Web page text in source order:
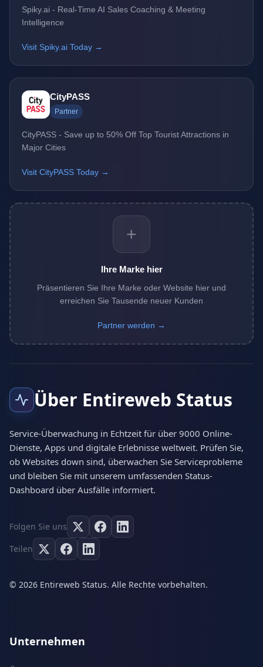
Spiky.ai - Real-Time AI Sales Coaching & Meeting
Intelligence
Visit Spiky.ai Today →
CityPASS
Partner
CityPASS - Save up to 50% Off Top Tourist Attractions in
Major Cities
Visit CityPASS Today →
+
Ihre Marke hier
Präsentieren Sie Ihre Marke oder Website hier und
erreichen Sie Tausende neuer Kunden
Partner werden →
Über Entireweb Status
Service-Überwachung in Echtzeit für über 9000 Online-
Dienste, Apps und digitale Erlebnisse weltweit. Prüfen Sie,
ob Websites down sind, überwachen Sie Serviceprobleme
und bleiben Sie mit unserem umfassenden Status-
Dashboard über Ausfälle informiert.
Folgen Sie uns
Teilen
© 2026 Entireweb Status. Alle Rechte vorbehalten.
Unternehmen